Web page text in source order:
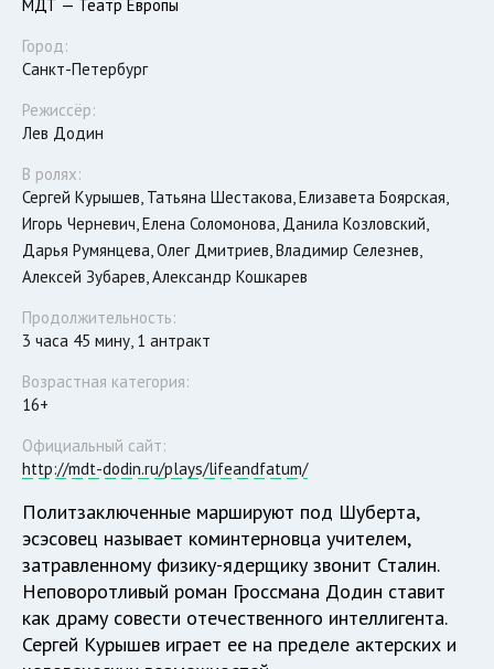
МДТ — Театр Европы
Город:
Санкт-Петербург
Режиссёр:
Лев Додин
В ролях:
Сергей Курышев, Татьяна Шестакова, Елизавета Боярская,
Игорь Черневич, Елена Соломонова, Данила Козловский,
Дарья Румянцева, Олег Дмитриев, Владимир Селезнев,
Алексей Зубарев, Александр Кошкарев
Продолжительность:
3 часа 45 мину, 1 антракт
Возрастная категория:
16+
Официальный сайт:
http://mdt-dodin.ru/plays/lifeandfatum/
Политзаключенные маршируют под Шуберта,
эсэсовец называет коминтерновца учителем,
затравленному физику-ядерщику звонит Сталин.
Неповоротливый роман Гроссмана Додин ставит
как драму совести отечественного интеллигента.
Сергей Курышев играет ее на пределе актерских и